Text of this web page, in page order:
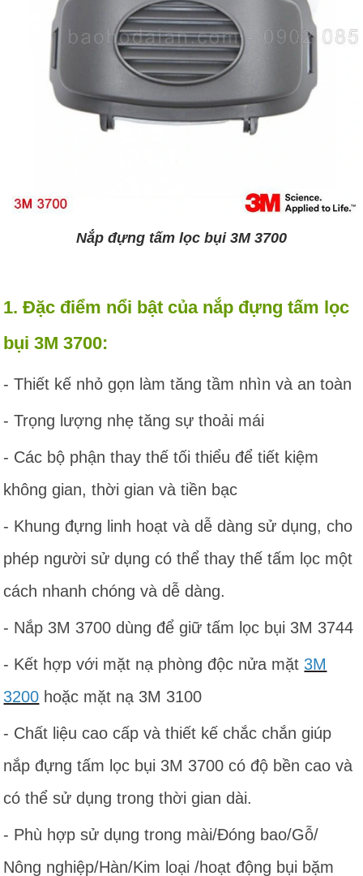
Nắp đựng tấm lọc bụi 3M 3700
1. Đặc điểm nổi bật của nắp đựng tấm lọc
bụi 3M 3700:
- Thiết kế nhỏ gọn làm tăng tầm nhìn và an toàn
- Trọng lượng nhẹ tăng sự thoải mái
- Các bộ phận thay thế tối thiểu để tiết kiệm
không gian, thời gian và tiền bạc
- Khung đựng linh hoạt và dễ dàng sử dụng, cho
phép người sử dụng có thể thay thế tấm lọc một
cách nhanh chóng và dễ dàng.
- Nắp 3M 3700 dùng để giữ tấm lọc bụi 3M 3744
- Kết hợp với mặt nạ phòng độc nửa mặt 3M
3200 hoặc mặt nạ 3M 3100
- Chất liệu cao cấp và thiết kế chắc chắn giúp
nắp đựng tấm lọc bụi 3M 3700 có độ bền cao và
có thể sử dụng trong thời gian dài.
- Phù hợp sử dụng trong mài/Đóng bao/Gỗ/
Nông nghiệp/Hàn/Kim loại /hoạt động bụi bặm